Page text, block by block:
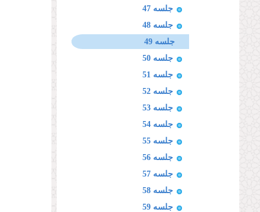
جلسه 47
جلسه 48
جلسه 49
جلسه 50
جلسه 51
جلسه 52
جلسه 53
جلسه 54
جلسه 55
جلسه 56
جلسه 57
جلسه 58
جلسه 59